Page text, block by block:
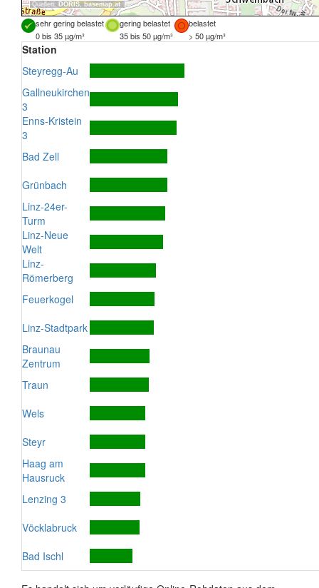
Quellen: DORIS, basemap.at
sehr gering belastet gering belastet
belastet
0 bis 35 µg/m³
35 bis 50 µg/m³ > 50 µg/m³
Station
Steyregg-Au
Gallneukirchen
3
Enns-Kristein
3
Bad Zell
Grünbach
Linz-24er-
Turm
Linz-Neue
Welt
Linz-
Römerberg
Feuerkogel
Linz-Stadtpark
Braunau
Zentrum
Traun
Wels
Steyr
Haag am
Hausruck
Lenzing 3
Vöcklabruck
Bad Ischl